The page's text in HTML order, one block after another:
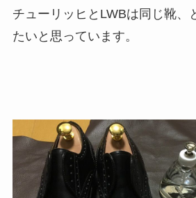
チューリッヒとLWBは同じ靴、
たいと思っています。